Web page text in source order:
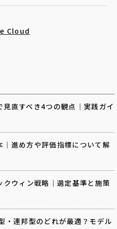
Cloud
直すべき4つの観点｜実践ガイ
｜進め方や評価指標について解
ウィン戦略｜選定基準と施策
・連邦型のどれが最適？モデル